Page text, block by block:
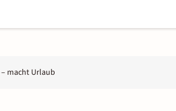
– macht Urlaub